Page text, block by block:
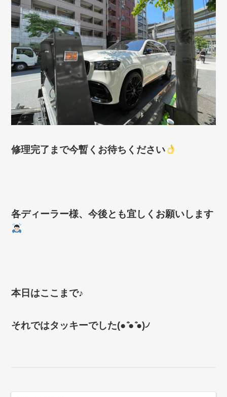
修理完了まで今暫くお待ちください
各ディーラー様、今後とも宜しくお願いします
本日はここまで♪
それではタッキーでした(●̍̑●̍̑●)৴